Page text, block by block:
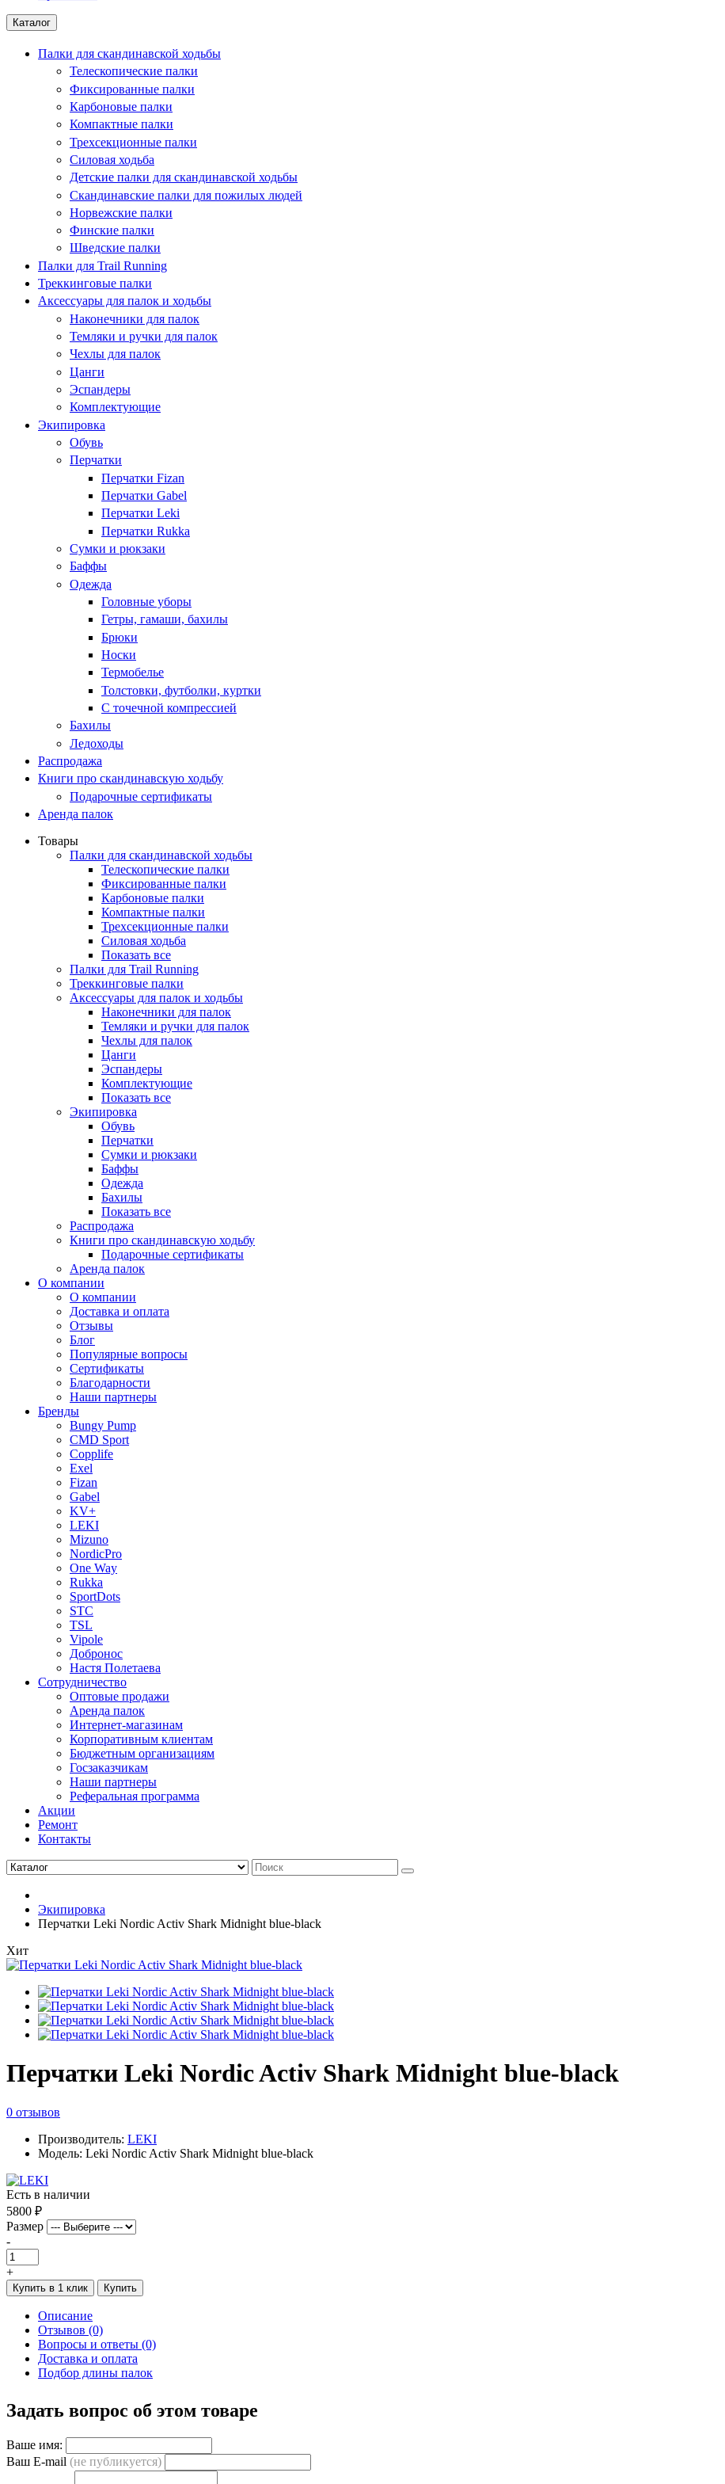
Каталог
Палки для скандинавской ходьбы
Телескопические палки
Фиксированные палки
Карбоновые палки
Компактные палки
Трехсекционные палки
Силовая ходьба
Детские палки для скандинавской ходьбы
Скандинавские палки для пожилых людей
Норвежские палки
Финские палки
Шведские палки
Палки для Trail Running
Треккинговые палки
Аксессуары для палок и ходьбы
Наконечники для палок
Темляки и ручки для палок
Чехлы для палок
Цанги
Эспандеры
Комплектующие
Экипировка
Обувь
Перчатки
Перчатки Fizan
Перчатки Gabel
Перчатки Leki
Перчатки Rukka
Сумки и рюкзаки
Баффы
Одежда
Головные уборы
Гетры, гамаши, бахилы
Брюки
Носки
Термобелье
Толстовки, футболки, куртки
С точечной компрессией
Бахилы
Ледоходы
Распродажа
Книги про скандинавскую ходьбу
Подарочные сертификаты
Аренда палок
Товары
Палки для скандинавской ходьбы
Телескопические палки
Фиксированные палки
Карбоновые палки
Компактные палки
Трехсекционные палки
Силовая ходьба
Показать все
Палки для Trail Running
Треккинговые палки
Аксессуары для палок и ходьбы
Наконечники для палок
Темляки и ручки для палок
Чехлы для палок
Цанги
Эспандеры
Комплектующие
Показать все
Экипировка
Обувь
Перчатки
Сумки и рюкзаки
Баффы
Одежда
Бахилы
Показать все
Распродажа
Книги про скандинавскую ходьбу
Подарочные сертификаты
Аренда палок
О компании
О компании
Доставка и оплата
Отзывы
Блог
Популярные вопросы
Сертификаты
Благодарности
Наши партнеры
Бренды
Bungy Pump
CMD Sport
Copplife
Exel
Fizan
Gabel
KV+
LEKI
Mizuno
NordicPro
One Way
Rukka
SportDots
STC
TSL
Vipole
Добронос
Настя Полетаева
Сотрудничество
Оптовые продажи
Аренда палок
Интернет-магазинам
Корпоративным клиентам
Бюджетным организациям
Госзаказчикам
Наши партнеры
Реферальная программа
Акции
Ремонт
Контакты
Экипировка
Перчатки Leki Nordic Activ Shark Midnight blue-black
Хит
Перчатки Leki Nordic Activ Shark Midnight blue-black
0 отзывов
Производитель: LEKI
Модель: Leki Nordic Activ Shark Midnight blue-black
Есть в наличии
5800 ₽
Размер
-
+
Купить в 1 клик Купить
Описание
Отзывов (0)
Вопросы и ответы (0)
Доставка и оплата
Подбор длины палок
Задать вопрос об этом товаре
Ваше имя:
Ваш E-mail (не публикуется)